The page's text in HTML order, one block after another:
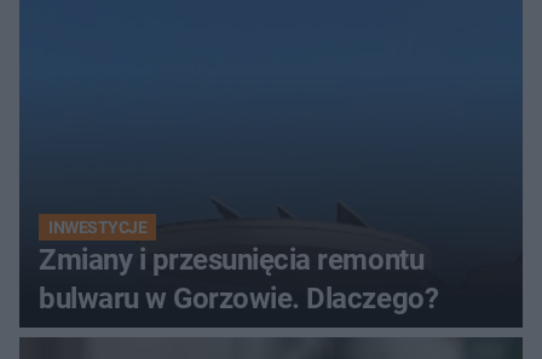
INWESTYCJE
Zmiany i przesunięcia remontu
bulwaru w Gorzowie. Dlaczego?